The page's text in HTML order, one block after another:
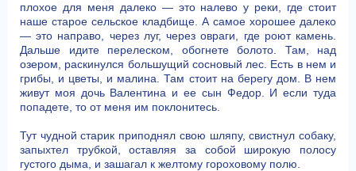
плохое для меня далеко — это налево у реки, где стоит
наше старое сельское кладбище. А самое хорошее далеко
— это направо, через луг, через овраги, где роют камень.
Дальше идите перелеском, обогнете болото. Там, над
озером, раскинулся большущий сосновый лес. Есть в нем и
грибы, и цветы, и малина. Там стоит на берегу дом. В нем
живут моя дочь Валентина и ее сын Федор. И если туда
попадете, то от меня им поклонитесь.
Тут чудной старик приподнял свою шляпу, свистнул собаку,
запыхтел трубкой, оставляя за собой широкую полосу
густого дыма, и зашагал к желтому гороховому полю.